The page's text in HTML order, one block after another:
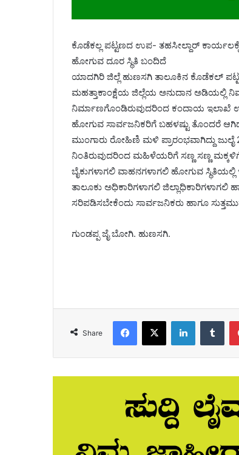
ಕೊಡೆಕಲ್ಲ ಪಟ್ಟಣದ ಉಪ- ತಹಸೀಲ್ದಾರ್
ಹೋಗುವ ದೂರ ಸ್ಥಿತಿ ಬಂದಿದೆ
ಯಾದಗಿರಿ ಜಿಲ್ಲೆ ಹುಣಸಗಿ ತಾಲೂಕಿನ ಕೊಡೆಕಲ್
ಮಹತ್ತಾಕಾಂಕ್ಷೆಯ ಜಿಲ್ಲೆಯ ಅನುದಾನ ಅಡಿಯಲ್ಲಿ
ನಿರ್ಮಾಣಗೊಂಡಿರುವುದರಿಂದ ಕಂದಾಯ ಇಲಾಖೆ
ಹೋಗುವ ಸಾರ್ವಜನಿಕರಿಗೆ ಬಹಳಷ್ಟು ತೊಂದರೆ
ಮುಂಗಾರು ರೋಹಿಣಿ ಮಳಿ ಪ್ರಾರಂಭವಾಗಿದ್ದು ಜುಲೈ
ನಿಂತಿರುವುದರಿಂದ ಮಹಿಳೆಯರಿಗೆ ಸಣ್ಣ ಸಣ್ಣ
ಬೈಕುಗಳಾಗಲಿ ವಾಹನಗಳಾಗಲಿ ಹೋಗುವ
ತಾಲೂಕು ಅಧಿಕಾರಿಗಳಾಗಲಿ
ಸರಿಪಡಿಸಬೇಕೆಂದು ಸಾರ್ವಜನಿಕರು ಹಾಗೂ
ಗುಂಡಪ್ಪ ಜೈ ಬೋಗಿ. ಹುಣಸಗಿ.
Share
Facebook
X LinkedIn